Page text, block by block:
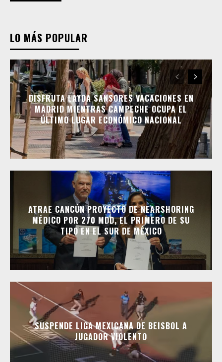
LO MÁS POPULAR
DISFRUTA LAYDA SANSORES VACACIONES EN
MADRID MIENTRAS CAMPECHE OCUPA EL
ÚLTIMO LUGAR ECONÓMICO NACIONAL
ATRAE CANCÚN PROYECTO DE NEARSHORING
MÉDICO POR 270 MDD, EL PRIMERO DE SU
TIPO EN EL SUR DE MÉXICO
SUSPENDE LIGA MEXICANA DE BEISBOL A
JUGADOR VIOLENTO